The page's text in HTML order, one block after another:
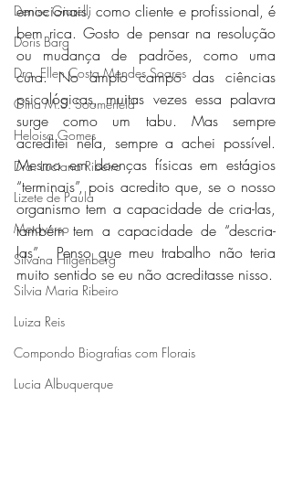
Denise Giarelli
Doris Barg
Dra. Ellen Costa Mendes Soares
Gina M.S. Soomerfeld
Heloisa Gomes
Dra. Luciana Ribeiro
Lizete de Paula
Metaverso
Silvana Hilgenberg
Silvia Maria Ribeiro
Luiza Reis
Compondo Biografias com Florais
Lucia Albuquerque
emocionais, como cliente e profissional, é
bem rica. Gosto de pensar na resolução
ou mudança de padrões, como uma
cura. No amplo campo das ciências
psicológicas, muitas vezes essa palavra
surge como um tabu. Mas sempre
acreditei nela, sempre a achei possível.
Mesmo em doenças físicas em estágios
“terminais”, pois acredito que, se o nosso
organismo tem a capacidade de cria-las,
também tem a capacidade de “descria-
las”.  Penso que meu trabalho não teria
muito sentido se eu não acreditasse nisso.